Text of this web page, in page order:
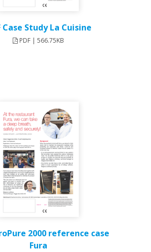
Case Study La Cuisine
PDF | 566.75KB
2000 reference case
Fura